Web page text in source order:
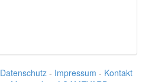
Datenschutz - Impressum - Kontakt